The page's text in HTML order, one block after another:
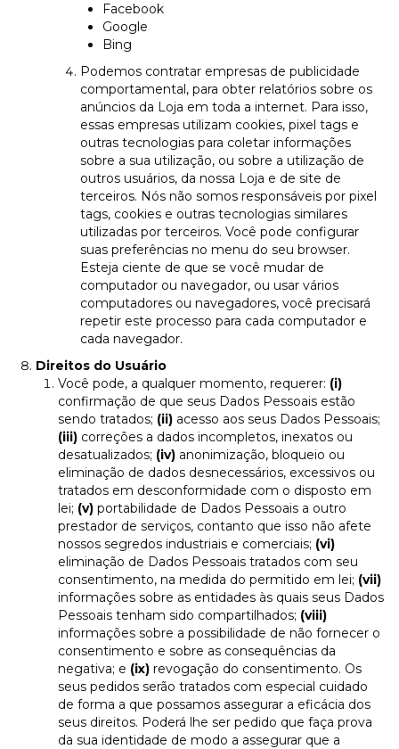
Facebook
Google
Bing
Podemos contratar empresas de publicidade
comportamental, para obter relatórios sobre os
anúncios da Loja em toda a internet. Para isso,
essas empresas utilizam cookies, pixel tags e
outras tecnologias para coletar informações
sobre a sua utilização, ou sobre a utilização de
outros usuários, da nossa Loja e de site de
terceiros. Nós não somos responsáveis por pixel
tags, cookies e outras tecnologias similares
utilizadas por terceiros. Você pode configurar
suas preferências no menu do seu browser.
Esteja ciente de que se você mudar de
computador ou navegador, ou usar vários
computadores ou navegadores, você precisará
repetir este processo para cada computador e
cada navegador.
Direitos do Usuário
Você pode, a qualquer momento, requerer: (i)
confirmação de que seus Dados Pessoais estão
sendo tratados; (ii) acesso aos seus Dados Pessoais;
(iii) correções a dados incompletos, inexatos ou
desatualizados; (iv) anonimização, bloqueio ou
eliminação de dados desnecessários, excessivos ou
tratados em desconformidade com o disposto em
lei; (v) portabilidade de Dados Pessoais a outro
prestador de serviços, contanto que isso não afete
nossos segredos industriais e comerciais; (vi)
eliminação de Dados Pessoais tratados com seu
consentimento, na medida do permitido em lei; (vii)
informações sobre as entidades às quais seus Dados
Pessoais tenham sido compartilhados; (viii)
informações sobre a possibilidade de não fornecer o
consentimento e sobre as consequências da
negativa; e (ix) revogação do consentimento. Os
seus pedidos serão tratados com especial cuidado
de forma a que possamos assegurar a eficácia dos
seus direitos. Poderá lhe ser pedido que faça prova
da sua identidade de modo a assegurar que a